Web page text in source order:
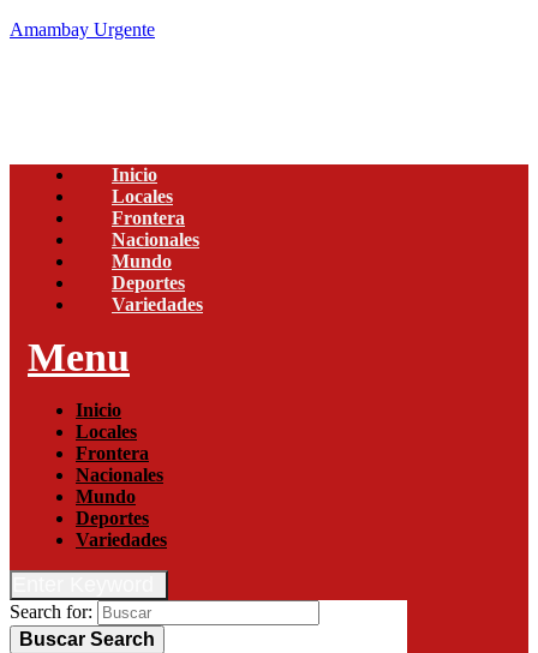
Amambay Urgente
Inicio
Locales
Frontera
Nacionales
Mundo
Deportes
Variedades
Menu
Inicio
Locales
Frontera
Nacionales
Mundo
Deportes
Variedades
Search for:
Buscar Search